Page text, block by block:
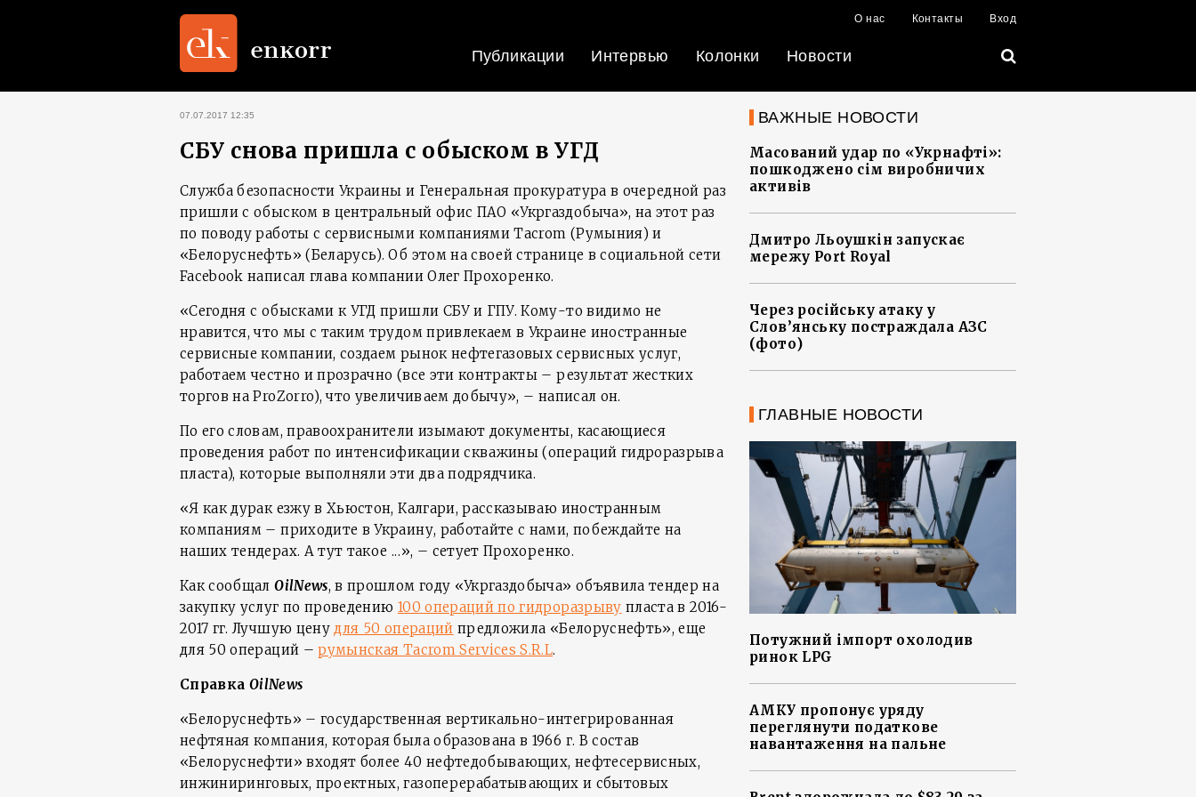
О нас Контакты Вход
Публикации Интервью Колонки Новости
07.07.2017 12:35
СБУ снова пришла с обыском в УГД
Служба безопасности Украины и Генеральная прокуратура в очередной раз
пришли с обыском в центральный офис ПАО «Укргаздобыча», на этот раз
по поводу работы с сервисными компаниями Tacrom (Румыния) и
«Белоруснефть» (Беларусь). Об этом на своей странице в социальной сети
Facebook написал глава компании Олег Прохоренко.
«Сегодня с обысками к УГД пришли СБУ и ГПУ. Кому-то видимо не
нравится, что мы с таким трудом привлекаем в Украине иностранные
сервисные компании, создаем рынок нефтегазовых сервисных услуг,
работаем честно и прозрачно (все эти контракты – результат жестких
торгов на ProZorro), что увеличиваем добычу», – написал он.
По его словам, правоохранители изымают документы, касающиеся
проведения работ по интенсификации скважины (операций гидроразрыва
пласта), которые выполняли эти два подрядчика.
«Я как дурак езжу в Хьюстон, Калгари, рассказываю иностранным
компаниям – приходите в Украину, работайте с нами, побеждайте на
наших тендерах. А тут такое ...», – сетует Прохоренко.
Как сообщалOilNews, в прошлом году «Укргаздобыча» объявила тендер на
закупку услуг по проведению 100 операций по гидроразрыву пласта в 2016-
2017 гг. Лучшую ценудля 50 операций предложила «Белоруснефть», еще
для 50 операций –румынская Tacrom Services S.R.L.
Справка OilNews
«Белоруснефть» – государственная вертикально-интегрированная
нефтяная компания, которая была образована в 1966 г. В состав
«Белоруснефти» входят более 40 нефтедобывающих, нефтесервисных,
инжиниринговых, проектных, газоперерабатывающих и сбытовых
ВАЖНЫЕ НОВОСТИ
Масований удар по «Укрнафті»:
пошкоджено сім виробничих
активів
Дмитро Льоушкін запускає
мережу Port Royal
Через російську атаку у
Слов’янську постраждала АЗС
(фото)
ГЛАВНЫЕ НОВОСТИ
Потужний імпорт охолодив
ринок LPG
АМКУ пропонує уряду
переглянути податкове
навантаження на пальне